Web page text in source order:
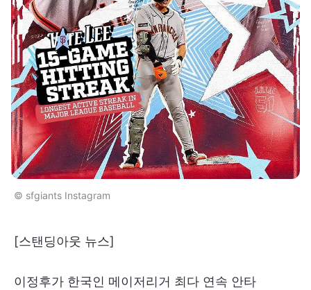
© sfgiants Instagram
[스탠딩아웃 뉴스]
이정후가 한국인 메이저리거 최다 연속 안타